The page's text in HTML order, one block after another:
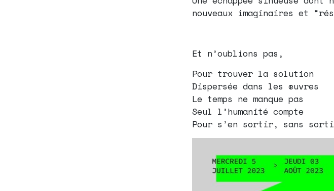
nouveaux imaginaires et
Et n’oublions pas,
Pour trouver la solution
Dispersée dans les œuvres
Le temps ne manque pas
Seul l’humanité compte
Pour s’en sortir, sans